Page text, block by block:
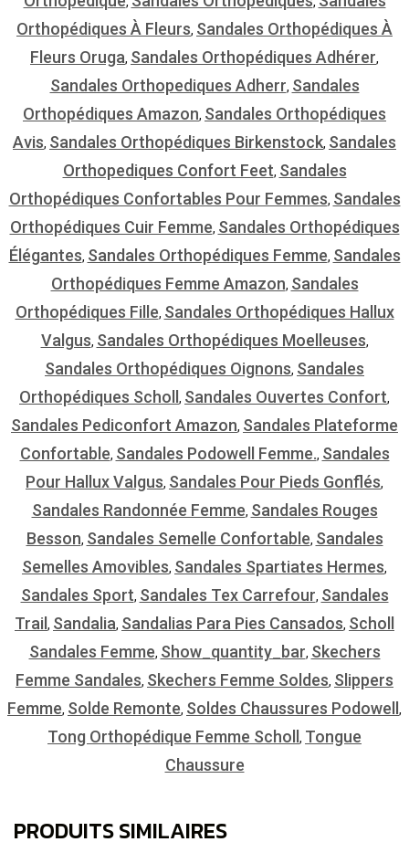
Orthopédiques À Fleurs, Sandales Orthopédiques À
Fleurs Oruga, Sandales Orthopédiques Adhérer,
Sandales Orthopediques Adherr, Sandales
Orthopédiques Amazon, Sandales Orthopédiques
Avis, Sandales Orthopédiques Birkenstock, Sandales
Orthopediques Confort Feet, Sandales
Orthopédiques Confortables Pour Femmes, Sandales
Orthopédiques Cuir Femme, Sandales Orthopédiques
Élégantes, Sandales Orthopédiques Femme, Sandales
Orthopédiques Femme Amazon, Sandales
Orthopédiques Fille, Sandales Orthopédiques Hallux
Valgus, Sandales Orthopédiques Moelleuses,
Sandales Orthopédiques Oignons, Sandales
Orthopédiques Scholl , Sandales Ouvertes Confort,
Sandales Pediconfort Amazon, Sandales Plateforme
Confortable, Sandales Podowell Femme., Sandales
Pour Hallux Valgus, Sandales Pour Pieds Gonflés,
Sandales Randonnée Femme, Sandales Rouges
Besson, Sandales Semelle Confortable, Sandales
Semelles Amovibles, Sandales Spartiates Hermes,
Sandales Sport, Sandales Tex Carrefour, Sandales
Trail , Sandalia, Sandalias Para Pies Cansados, Scholl
Sandales Femme, Show_quantity_bar, Skechers
Femme Sandales, Skechers Femme Soldes, Slippers
Femme, Solde Remonte, Soldes Chaussures Podowell ,
Tong Orthopédique Femme Scholl , Tongue
Chaussure
PRODUITS SIMILAIRES